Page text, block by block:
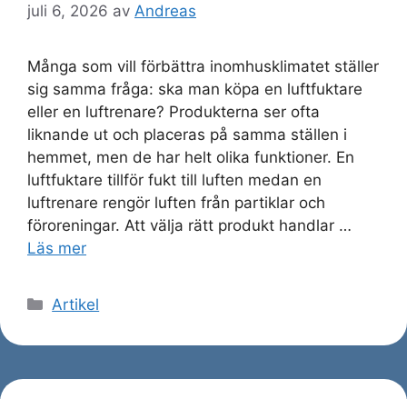
juli 6, 2026 av Andreas
Många som vill förbättra inomhusklimatet ställer
sig samma fråga: ska man köpa en luftfuktare
eller en luftrenare? Produkterna ser ofta
liknande ut och placeras på samma ställen i
hemmet, men de har helt olika funktioner. En
luftfuktare tillför fukt till luften medan en
luftrenare rengör luften från partiklar och
föroreningar. Att välja rätt produkt handlar …
Läs mer
Kategorier
Artikel